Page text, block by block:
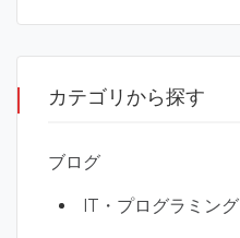
カテゴリから探す
ブログ
IT・プログラミング